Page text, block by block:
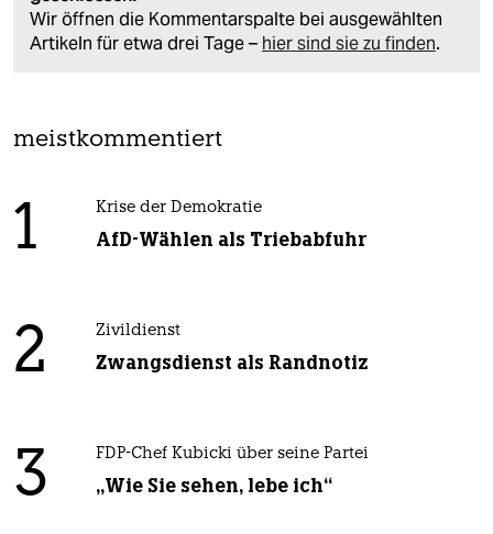
Wir öffnen die Kommentarspalte bei ausgewählten
Artikeln für etwa drei Tage – hier sind sie zu finden.
meistkommentiert
1 Krise der Demokratie
AfD-Wählen als Triebabfuhr
2 Zivildienst
Zwangsdienst als Randnotiz
3 FDP-Chef Kubicki über seine Partei
„Wie Sie sehen, lebe ich“